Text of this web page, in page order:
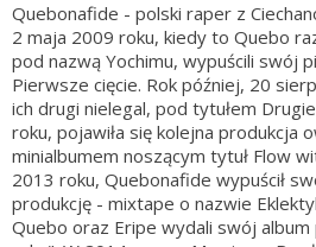
Quebonafide - polski raper z
2 maja 2009 roku, kiedy to Quebo
pod nazwą Yochimu, wypuścili swój
Pierwsze cięcie. Rok później, 20
ich drugi nielegal, pod tytułem
roku, pojawiła się kolejna produkcja
minialbumem noszącym tytuł Flow
2013 roku, Quebonafide wypuścił
produkcję - mixtape o nazwie
Quebo oraz Eripe wydali swój album